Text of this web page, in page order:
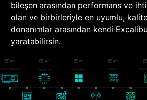
bileşen arasından performans ve
olan ve birbirleriyle en uyumlu,
donanımlar arasından kendi
yaratabilirsin.